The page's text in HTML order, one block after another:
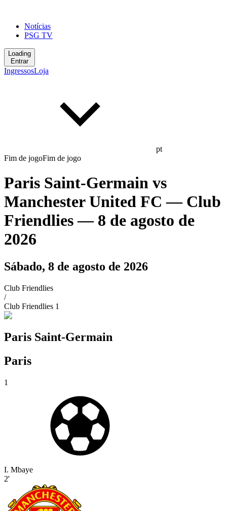
Notícias
PSG TV
Loading
Entrar
IngressosLoja
pt
Fim de jogoFim de jogo
Paris Saint-Germain vs
Manchester United FC — Club
Friendlies— 8 de agosto de
2026
Sábado, 8 de agosto de 2026
Club Friendlies
/
Club Friendlies 1
Paris Saint-Germain
Paris
1
I. Mbaye
2'